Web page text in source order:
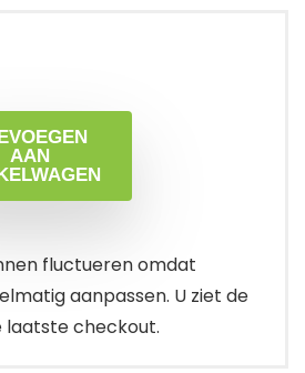
AAN
fluctueren omdat
aanpassen. U ziet de
laatste checkout.